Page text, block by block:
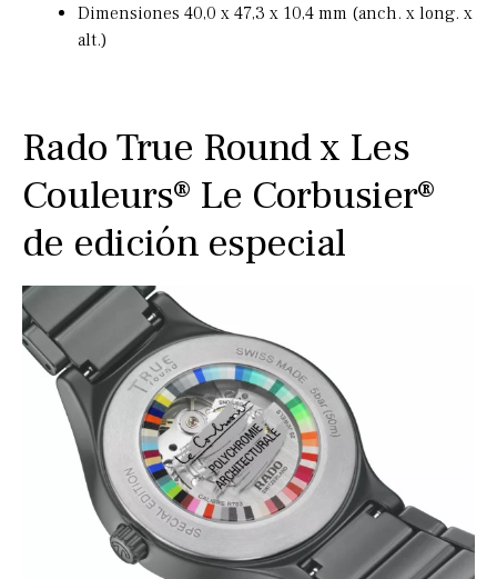
Dimensiones 40,0 x 47,3 x 10,4 mm (anch. x long. x
alt.)
Rado True Round x Les
Couleurs® Le Corbusier®
de edición especial